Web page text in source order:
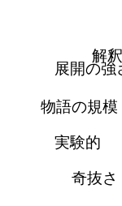
奇抜さ
実験的
物語の規模
展開の強
解